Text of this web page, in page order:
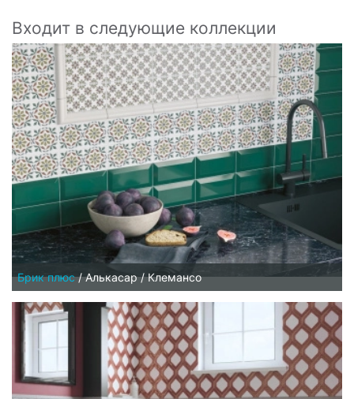
Входит в следующие коллекции
Брик плюс / Алькасар / Клемансо